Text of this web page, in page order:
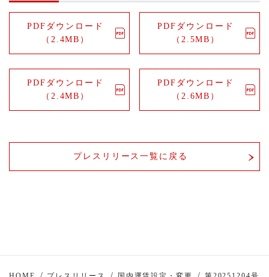
PDFダウンロード
（2.4MB）
PDFダウンロード
（2.5MB）
PDFダウンロード
（2.4MB）
PDFダウンロード
（2.6MB）
プレスリリース一覧に戻る